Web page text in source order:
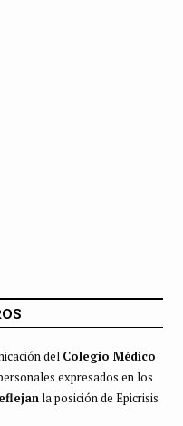
del Colegio Médico
expresados en los
la posición de Epicrisis